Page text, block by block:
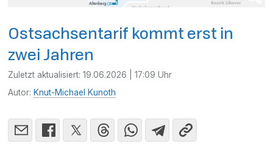
Ostsachsentarif kommt erst in
zwei Jahren
Zuletzt aktualisiert:19.06.2026 | 17:09 Uhr
Autor: Knut-Michael Kunoth